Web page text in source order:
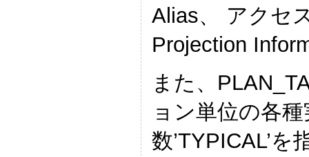
Alias、 アクセ
Projection
また、
ョン単位の各
数’TYPICAL’